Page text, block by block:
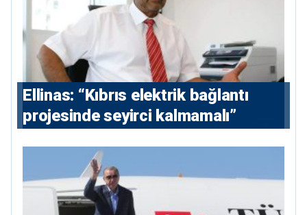
Ellinas: “Kıbrıs elektrik bağlantı
projesinde seyirci kalmamalı”